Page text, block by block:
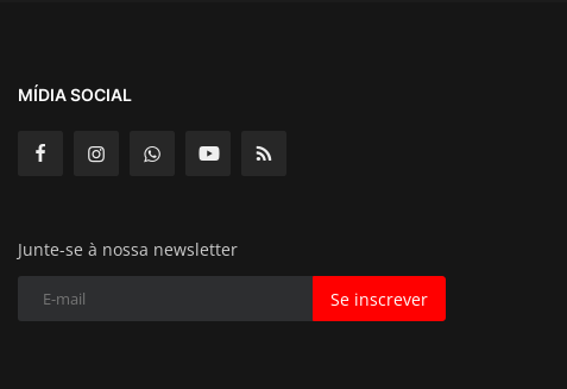
MÍDIA SOCIAL
Junte-se à nossa newsletter
Se inscrever